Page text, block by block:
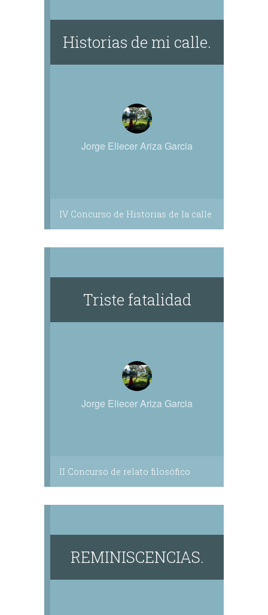
Historias de mi calle.
Jorge Eliecer Ariza Garcia
IV Concurso de Historias de la calle
Triste fatalidad
Jorge Eliecer Ariza Garcia
II Concurso de relato filosófico
REMINISCENCIAS.